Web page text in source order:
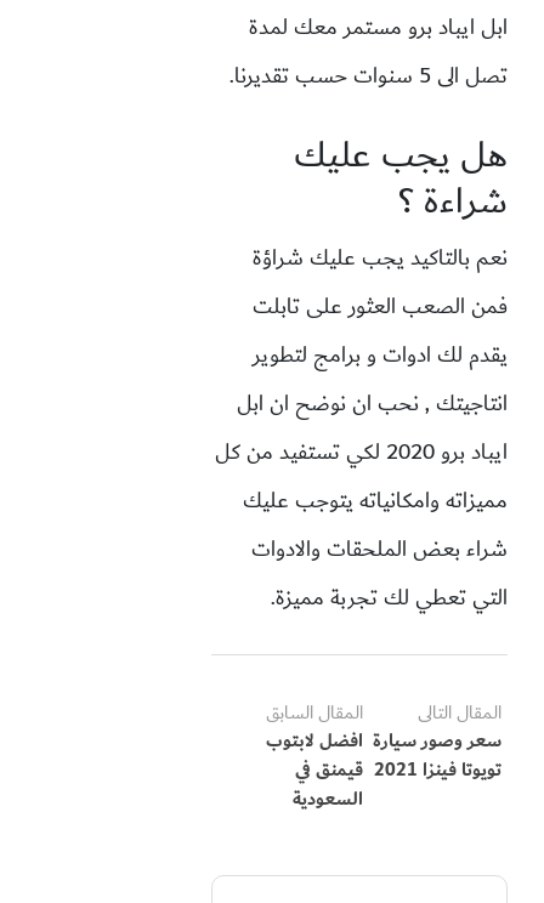
ابل ايباد برو مستمر معك لمدة
تصل الى 5 سنوات حسب تقديرنا.
هل يجب عليك
شراءة ؟
نعم بالتاكيد يجب عليك شراؤة
فمن الصعب العثور على تابلت
يقدم لك ادوات و برامج لتطوير
انتاجيتك , نحب ان نوضح ان ابل
ايباد برو 2020 لكي تستفيد من كل
مميزاته وامكانياته يتوجب عليك
شراء بعض الملحقات والادوات
التي تعطي لك تجربة مميزة.
المقال التالى
سعر وصور سيارة
تويوتا فينزا 2021
المقال السابق
افضل لابتوب
قيمنق في
السعودية